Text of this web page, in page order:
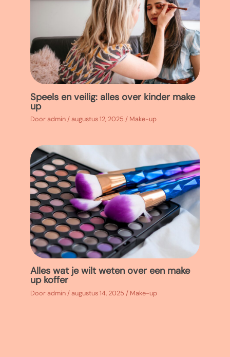
Speels en veilig: alles over kinder make
up
Dooradmin /augustus 12, 2025 / Make-up
Alles wat je wilt weten over een make
up koffer
Dooradmin /augustus 14, 2025 / Make-up